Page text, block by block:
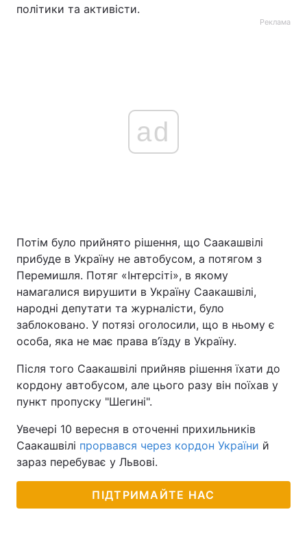
політики та активісти.
Реклама
ad
Потім було прийнято рішення, що Саакашвілі
прибуде в Україну не автобусом, а потягом з
Перемишля. Потяг «Інтерсіті», в якому
намагалися вирушити в Україну Саакашвілі,
народні депутати та журналісти, було
заблоковано. У потязі оголосили, що в ньому є
особа, яка не має права в’їзду в Україну.
Після того Саакашвілі прийняв рішення їхати до
кордону автобусом, але цього разу він поїхав у
пункт пропуску "Шегині".
Увечері 10 вересня в оточенні прихильників
Саакашвілі прорвався через кордон України й
зараз перебуває у Львові.
ПІДТРИМАЙТЕ НАС